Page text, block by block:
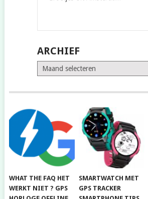
ARCHIEF
Archief
WHAT THE FAQ HET
WERKT NIET ? GPS
SMARTWATCH MET
GPS TRACKER